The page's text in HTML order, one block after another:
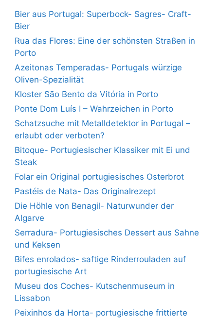
Bier aus Portugal: Superbock- Sagres- Craft-
Bier
Rua das Flores: Eine der schönsten Straßen in
Porto
Azeitonas Temperadas- Portugals würzige
Oliven-Spezialität
Kloster São Bento da Vitória in Porto
Ponte Dom Luís I – Wahrzeichen in Porto
Schatzsuche mit Metalldetektor in Portugal –
erlaubt oder verboten?
Bitoque- Portugiesischer Klassiker mit Ei und
Steak
Folar ein Original portugiesisches Osterbrot
Pastéis de Nata- Das Originalrezept
Die Höhle von Benagil- Naturwunder der
Algarve
Serradura- Portugiesisches Dessert aus Sahne
und Keksen
Bifes enrolados- saftige Rinderrouladen auf
portugiesische Art
Museu dos Coches- Kutschenmuseum in
Lissabon
Peixinhos da Horta- portugiesische frittierte